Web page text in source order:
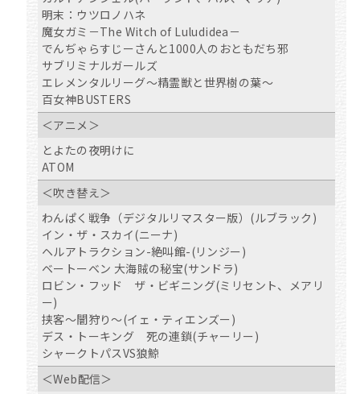
明末：ウツロノハネ
魔女ガミ－The Witch of Luludidea－
でんぢゃらすじーさんと1000人のおともだち邪
サブリミナルガールズ
エレメンタルリーグ～精霊獣と世界樹の葉～
百女神BUSTERS
＜アニメ＞
とよたの夜明けに
ATOM
＜吹き替え＞
わんぱく戦争（デジタルリマスター版）(ルブラック)
イン・ザ・スカイ(ニーナ)
ヘルアトラクション-絶叫館-(リンジー)
ベートーベン 大海賊の秘宝(サンドラ)
ロビン・フッド ザ・ビギニング(ミリセント、メアリ
ー)
挟客～闇狩り～(イェ・ティエンズー)
デス・トーキング 死の連鎖(チャーリー)
シャークトパスVS狼鯨
＜Web配信＞